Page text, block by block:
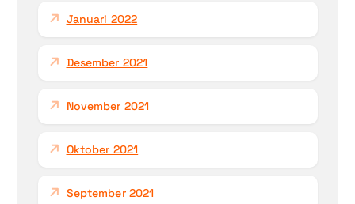
Januari 2022
Desember 2021
November 2021
Oktober 2021
September 2021